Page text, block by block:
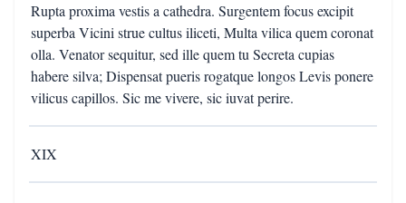
Rupta proxima vestis a cathedra. Surgentem focus excipit
superba Vicini strue cultus iliceti, Multa vilica quem coronat
olla. Venator sequitur, sed ille quem tu Secreta cupias
habere silva; Dispensat pueris rogatque longos Levis ponere
vilicus capillos. Sic me vivere, sic iuvat perire.
XIX